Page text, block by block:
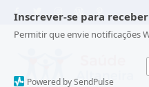
Inscrever-se para
Permitir que envie notificações
Powered by SendPulse
para